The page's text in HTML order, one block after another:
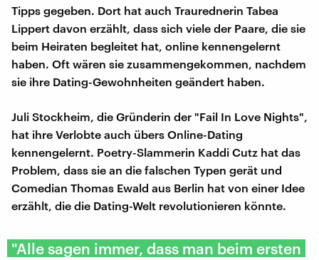
Tipps gegeben. Dort hat auch Traurednerin Tabea
Lippert davon erzählt, dass sich viele der Paare, die sie
beim Heiraten begleitet hat, online kennengelernt
haben. Oft wären sie zusammengekommen, nachdem
sie ihre Dating-Gewohnheiten geändert haben.
Juli Stockheim, die Gründerin der "Fail In Love Nights",
hat ihre Verlobte auch übers Online-Dating
kennengelernt. Poetry-Slammerin Kaddi Cutz hat das
Problem, dass sie an die falschen Typen gerät und
Comedian Thomas Ewald aus Berlin hat von einer Idee
erzählt, die die Dating-Welt revolutionieren könnte.
"Alle sagen immer, dass man beim ersten